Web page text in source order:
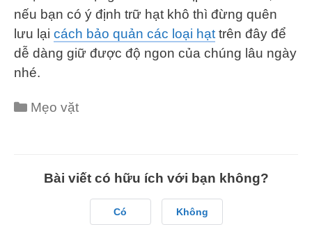
nếu bạn có ý định trữ hạt khô thì đừng quên
lưu lại cách bảo quản các loại hạttrên đây để
dễ dàng giữ được độ ngon của chúng lâu ngày
nhé.
Categories
Mẹo vặt
Bài viết có hữu ích với bạn không?
Có Không